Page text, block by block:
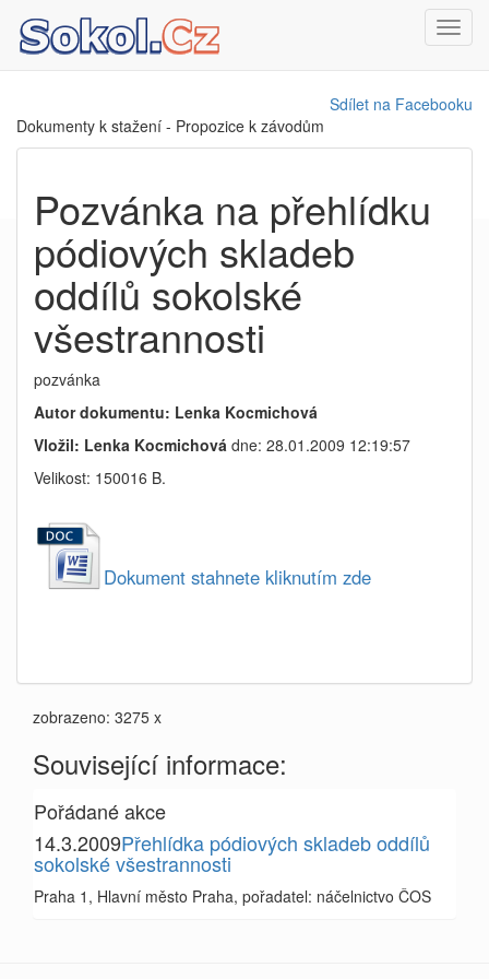
Sdílet na Facebooku
Dokumenty k stažení - Propozice k závodům
Pozvánka na přehlídku
pódiových skladeb
oddílů sokolské
všestrannosti
pozvánka
Autor dokumentu: Lenka Kocmichová
Vložil: Lenka Kocmichová dne: 28.01.2009 12:19:57
Velikost: 150016 B.
Dokument stahnete kliknutím zde
zobrazeno: 3275 x
Související informace:
Pořádané akce
14.3.2009Přehlídka pódiových skladeb oddílů
sokolské všestrannosti
Praha 1, Hlavní město Praha, pořadatel: náčelnictvo ČOS